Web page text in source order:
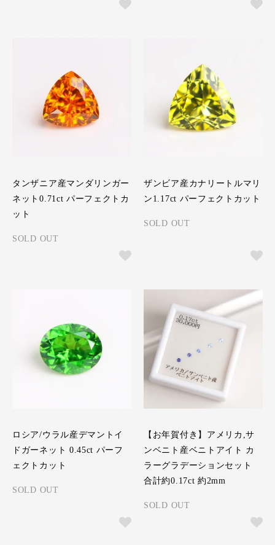
タンザニア産マンダリンガー
ネット0.71ct パーフェクトカ
ット
SOLD OUT
ザンビア産カナリートルマリ
ン1.17ct パーフェクトカット
SOLD OUT
ロシア/ウラル産デマントイ
ドガーネット 0.45ct パーフ
ェクトカット
SOLD OUT
【お年賀付き】アメリカ,サ
ンベニト産ベニトアイト カ
ラーグラデーションセット
合計約0.17ct 約2mm
SOLD OUT